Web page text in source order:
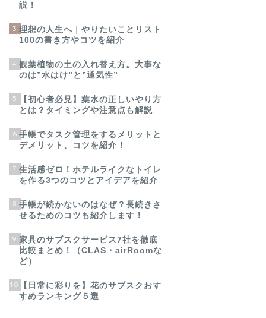
説！
3 理想の人生へ｜やりたいことリスト
100の書き方やコツを紹介
4 観葉植物の土の入れ替え方。大事な
のは”水はけ”と”通気性”
5
【初心者必見】葉水の正しいやり方
とは？タイミングや注意点も解説
6 手帳でタスク管理をするメリットと
デメリット、コツを紹介！
7 生活感ゼロ！ホテルライクなトイレ
を作る3つのコツとアイデアを紹介
8 手帳が続かないのはなぜ？長続きさ
せるためのコツも紹介します！
9 家具のサブスクサービス7社を徹底
比較まとめ！（CLAS・airRoomな
ど）
10
【日常に彩りを】花のサブスクおす
すめランキング５選